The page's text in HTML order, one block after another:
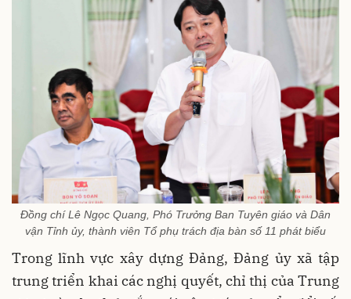
Đồng chí Lê Ngọc Quang, Phó Trưởng Ban Tuyên giáo và Dân
vận Tỉnh ủy, thành viên Tổ phụ trách địa bàn số 11 phát biểu
Trong lĩnh vực xây dựng Đảng, Đảng ủy xã tập
trung triển khai các nghị quyết, chỉ thị của Trung